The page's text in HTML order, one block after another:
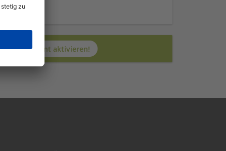
Jetzt JobAgent aktivieren!